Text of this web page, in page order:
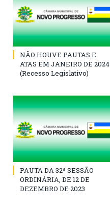
NÃO HOUVE PAUTAS E
ATAS EM JANEIRO DE 2024
(Recesso Legislativo)
PAUTA DA 32ª SESSÃO
ORDINÁRIA, DE 12 DE
DEZEMBRO DE 2023